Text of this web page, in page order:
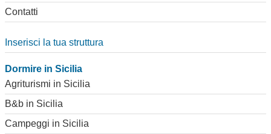
Contatti
Inserisci la tua struttura
Dormire in Sicilia
Agriturismi in Sicilia
B&b in Sicilia
Campeggi in Sicilia